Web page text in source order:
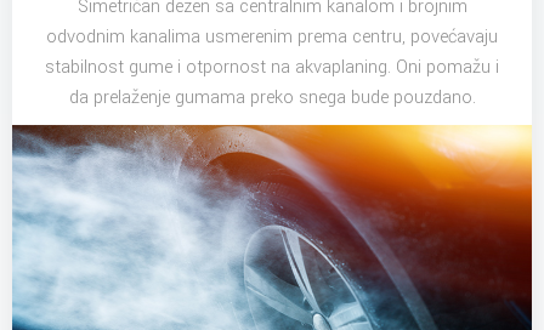
Simetričan dezen sa centralnim kanalom i brojnim
odvodnim kanalima usmerenim prema centru, povećavaju
stabilnost gume i otpornost na akvaplaning. Oni pomažu i
da prelaženje gumama preko snega bude pouzdano.